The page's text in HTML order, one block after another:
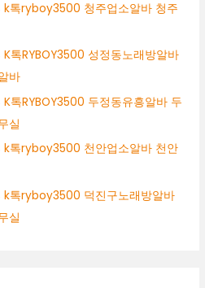
톡ryboy3500 청주업소알바 청주
톡RYBOY3500 성정동노래방알바
바
톡RYBOY3500 두정동유흥알바 두
실
톡ryboy3500 천안업소알바 천안
톡ryboy3500 덕진구노래방알바
실